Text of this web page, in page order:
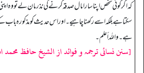
کہ اگر کوئی شخص اپنا سارا مال صدقہ کرنے کی نذر مان لے تو
سکتا ہے بلکہ اسے رکھنا چاہیے۔ اور اس حدیث کو مذکورہ
ہے۔ واللہ أعلم۔
[سنن نسائی ترجمہ و فوائد از الشیخ حافظ